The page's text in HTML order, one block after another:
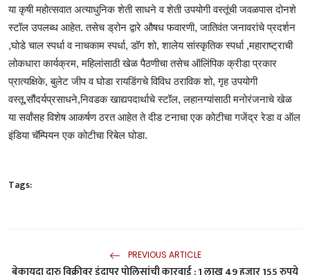
या कृषी महोत्सवात अत्याधुनिक शेती साधने व शेती उपयोगी वस्तूंची जवळपास दोनशे
स्टॉल उपलब्ध आहेत. तसेच ड्रोन द्वारे औषध फवारणी, जातिवंत जनावरांचे प्रदर्शन
,घोडे चाल स्पर्धा व नाचकाम स्पर्धा, डॉग शो, शालेय सांस्कृतिक स्पर्धा ,महाराष्ट्राची
लोकधारा कार्यक्रम, महिलांसाठी खेळ पैठणीचा तसेच ऑलिंपिक क्रीडा प्रकार
प्रात्यक्षिके, बुलेट जीप व घोडा रायडिंगचे विविध ठराविक शो, गृह उपयोगी
वस्तू,सौंदर्यप्रसाधने,निवडक खाद्यपदार्थाचे स्टॉल, लहानग्यांसाठी मनोरंजनाचे खेळ
या सर्वांसह विशेष आकर्षण ठरत आहेत ते दीड टनाचा एक कोटीचा गजेंद्र रेडा व ऑल
इंडिया चॅम्पियन एक कोटीचा रिबेल घोडा.
Tags:
PREVIOUS ARTICLE